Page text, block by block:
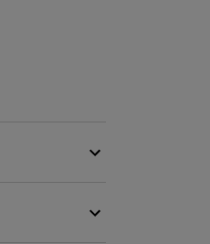
kancelarijski